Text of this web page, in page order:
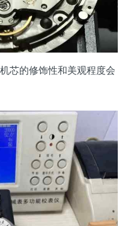
芯的修饰性和美观程度会